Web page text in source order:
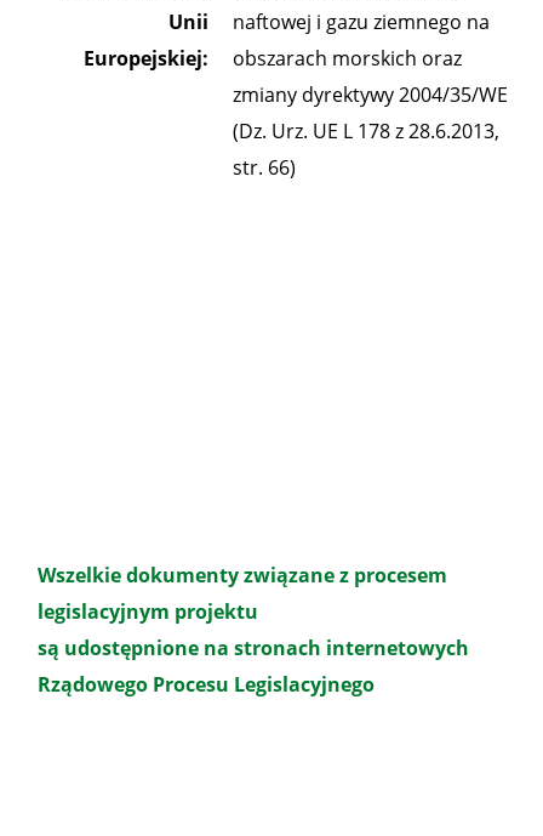
Unii
Europejskiej:
naftowej i gazu ziemnego na
obszarach morskich oraz
zmiany dyrektywy 2004/35/WE
(Dz. Urz. UE L 178 z 28.6.2013,
str. 66)
Wszelkie dokumenty związane z procesem
legislacyjnym projektu
są udostępnione na stronach internetowych
Rządowego Procesu Legislacyjnego